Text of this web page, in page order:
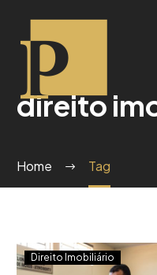
direito
Home Tag
Direito Imobiliário